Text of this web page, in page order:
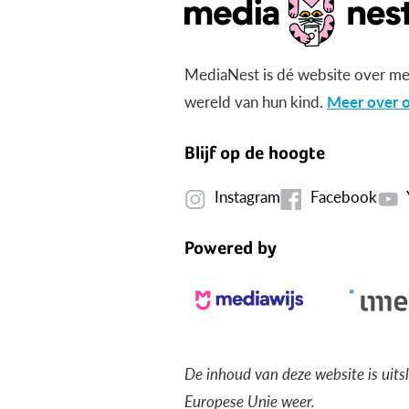
MediaNest is dé website over
wereld van hun kind. Meer over
Blijf op de hoogte
Instagram Facebook
Powered by
De inhoud van deze website is
Europese Unie weer.